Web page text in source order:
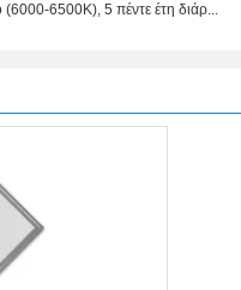
6500K), 5 πέντε έτη διάρ...